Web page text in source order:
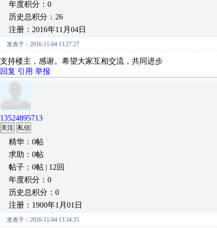
年度积分：0
历史总积分：26
注册：2016年11月04日
发表于：2016-11-04 13:27:27
支持楼主，感谢。希望大家互相交流，共同进步
回复 引用 举报
13524895713
关注 私信
精华：0帖
求助：0帖
帖子：0帖 | 12回
年度积分：0
历史总积分：0
注册：1900年1月01日
发表于：2016-11-04 13:34:35